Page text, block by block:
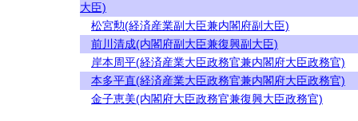
大臣)
松宮勲(経済産業副大臣兼内閣府副大臣)
前川清成(内閣府副大臣兼復興副大臣)
岸本周平(経済産業大臣政務官兼内閣府大臣政務官)
本多平直(経済産業大臣政務官兼内閣府大臣政務官)
金子恵美(内閣府大臣政務官兼復興大臣政務官)